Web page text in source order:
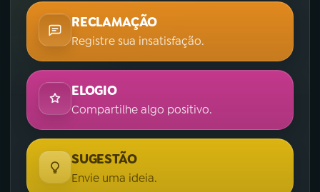
RECLAMAÇÃO
Registre sua insatisfação.
ELOGIO
Compartilhe algo positivo.
SUGESTÃO
Envie uma ideia.